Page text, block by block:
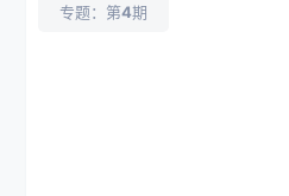
专题：第4期